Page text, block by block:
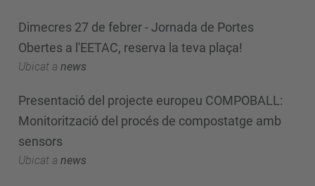
Dimecres 27 de febrer - Jornada de Portes
Obertes a l'EETAC, reserva la teva plaça!
Ubicat a news
Presentació del projecte europeu COMPOBALL:
Monitorització del procés de compostatge amb
sensors
Ubicat a news